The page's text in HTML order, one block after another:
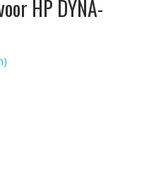
HP DYNA-